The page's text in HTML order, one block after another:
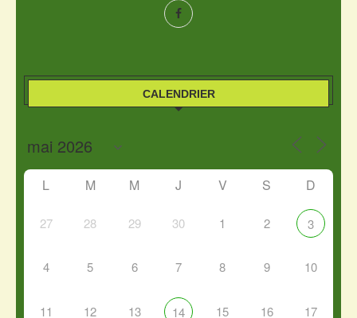
CALENDRIER
L M M J V S D
27 28 29 30 1 2 3
4 5 6 7 8 9 10
11 12 13 14 15 16 17